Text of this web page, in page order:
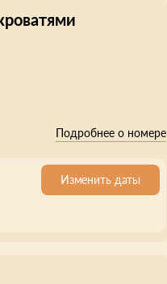
Подробнее о номере
Изменить даты